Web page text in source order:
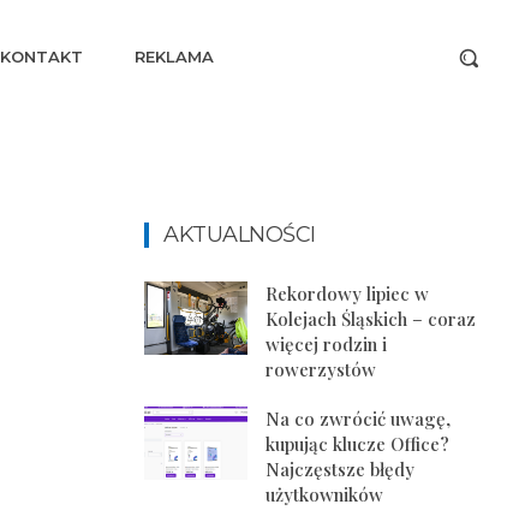
KONTAKT REKLAMA
AKTUALNOŚCI
Rekordowy lipiec w
Kolejach Śląskich – coraz
więcej rodzin i
rowerzystów
Na co zwrócić uwagę,
kupując klucze Office?
Najczęstsze błędy
użytkowników